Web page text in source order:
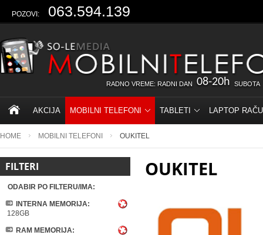
POZOVI: 063.594.139
RADNO VREME: RADNI DAN 08-20h SUBOTA
AKCIJA MOBILNI TELEFONI TABLETI LAPTOP
HOME MOBILNI TELEFONI OUKITEL
FILTERI
ODABIR PO FILTERU/IMA:
INTERNA MEMORIJA:
128GB
RAM MEMORIJA:
OUKITEL